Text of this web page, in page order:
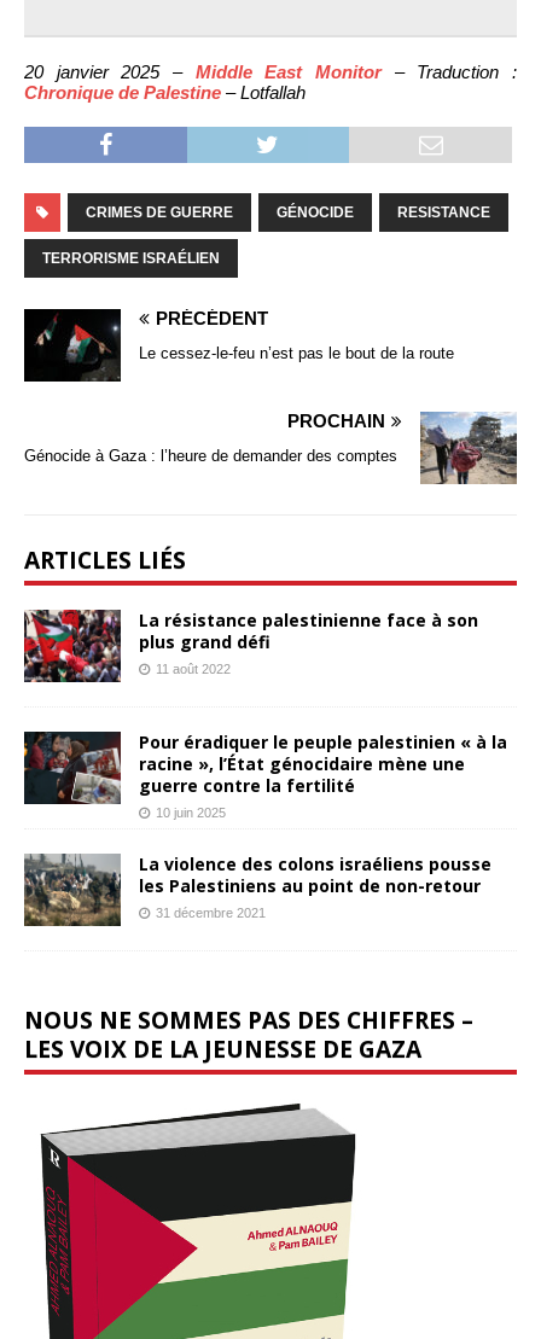
20 janvier 2025 – Middle East Monitor– Traduction :
Chronique de Palestine – Lotfallah
CRIMES DE GUERRE GÉNOCIDE RESISTANCE
TERRORISME ISRAÉLIEN
PRÉCÉDENT
Le cessez-le-feu n’est pas le bout de la route
PROCHAIN
Génocide à Gaza : l’heure de demander des comptes
ARTICLES LIÉS
La résistance palestinienne face à son
plus grand défi
11 août 2022
Pour éradiquer le peuple palestinien « à la
racine », l’État génocidaire mène une
guerre contre la fertilité
10 juin 2025
La violence des colons israéliens pousse
les Palestiniens au point de non-retour
31 décembre 2021
NOUS NE SOMMES PAS DES CHIFFRES –
LES VOIX DE LA JEUNESSE DE GAZA